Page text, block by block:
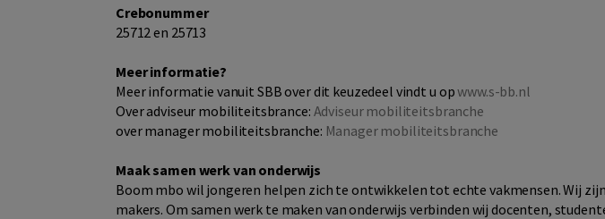
Crebonummer
25712 en 25713
Meer informatie?
Meer informatie vanuit SBB over dit keuzedeel vindt u opwww.s-bb.nl
Over adviseur mobiliteitsbrance: Adviseur mobiliteitsbranche
over manager mobiliteitsbranche: Manager mobiliteitsbranche
Maak samen werk van onderwijs
Boom mbo wil jongeren helpen zich te ontwikkelen tot echte vakmensen. Wij zijn
makers. Om samen werk te maken van onderwijs verbinden wij docenten,